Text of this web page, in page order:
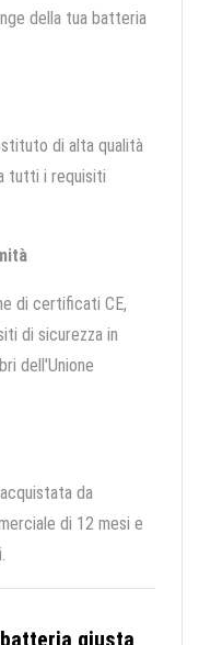
della tua batteria
di alta qualità
tutti i requisiti
di certificati CE,
di sicurezza in
dell'Unione
da
di 12 mesi e